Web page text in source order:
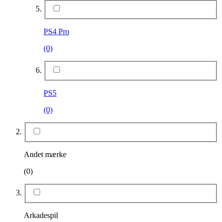
PS4 Pro
(0)
PS5
(0)
Andet mærke
(0)
Arkadespil